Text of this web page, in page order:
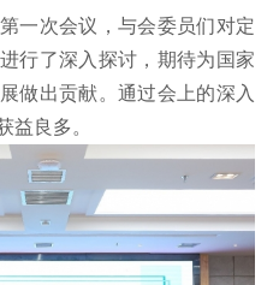
一次会议，与会委员们对定
行了深入探讨，期待为国家
做出贡献。通过会上的深入
益良多。